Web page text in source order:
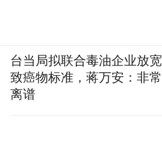
台当局拟联合毒油企业放宽
致癌物标准，蒋万安：非常
离谱